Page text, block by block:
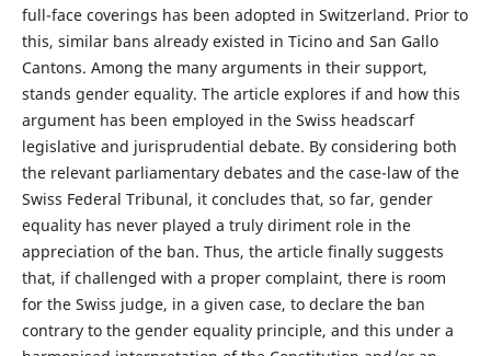
full-face coverings has been adopted in Switzerland. Prior to
this, similar bans already existed in Ticino and San Gallo
Cantons. Among the many arguments in their support,
stands gender equality. The article explores if and how this
argument has been employed in the Swiss headscarf
legislative and jurisprudential debate. By considering both
the relevant parliamentary debates and the case-law of the
Swiss Federal Tribunal, it concludes that, so far, gender
equality has never played a truly diriment role in the
appreciation of the ban. Thus, the article finally suggests
that, if challenged with a proper complaint, there is room
for the Swiss judge, in a given case, to declare the ban
contrary to the gender equality principle, and this under a